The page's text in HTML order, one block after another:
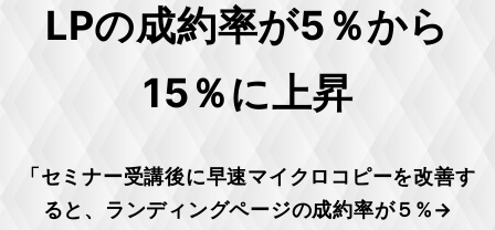
LPの成約率が5％から
15％に上昇
「セミナー受講後に早速マイクロコピーを改善す
ると、ランディングページの成約率が５%→